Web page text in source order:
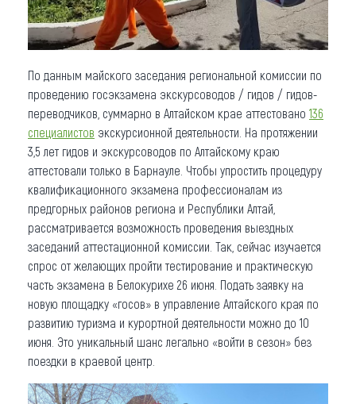
По данным майского заседания региональной комиссии по
проведению госэкзамена экскурсоводов / гидов / гидов-
переводчиков, суммарно в Алтайском крае аттестовано 136
специалистов экскурсионной деятельности. На протяжении
3,5 лет гидов и экскурсоводов по Алтайскому краю
аттестовали только в Барнауле. Чтобы упростить процедуру
квалификационного экзамена профессионалам из
предгорных районов региона и Республики Алтай,
рассматривается возможность проведения выездных
заседаний аттестационной комиссии. Так, сейчас изучается
спрос от желающих пройти тестирование и практическую
часть экзамена в Белокурихе 26 июня. Подать заявку на
новую площадку «госов» в управление Алтайского края по
развитию туризма и курортной деятельности можно до 10
июня. Это уникальный шанс легально «войти в сезон» без
поездки в краевой центр.